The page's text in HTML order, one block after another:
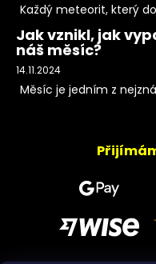
Každý meteorit, který
Jak vznikl, jak
náš měsíc?
14.11.2024
Měsíc je jedním z